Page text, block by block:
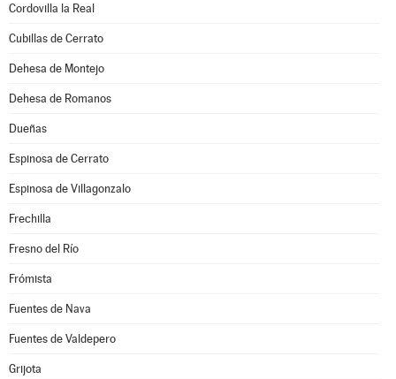
Cordovilla la Real
Cubillas de Cerrato
Dehesa de Montejo
Dehesa de Romanos
Dueñas
Espinosa de Cerrato
Espinosa de Villagonzalo
Frechilla
Fresno del Río
Frómista
Fuentes de Nava
Fuentes de Valdepero
Grijota